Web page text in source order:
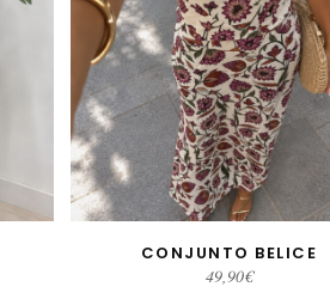
SELECCIONAR OPCIONES
CONJUNTO BELICE
49,90€